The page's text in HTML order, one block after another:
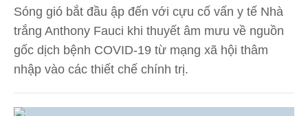
Sóng gió bắt đầu ập đến với cựu cố vấn y tế Nhà
trắng Anthony Fauci khi thuyết âm mưu về nguồn
gốc dịch bệnh COVID-19 từ mạng xã hội thâm
nhập vào các thiết chế chính trị.